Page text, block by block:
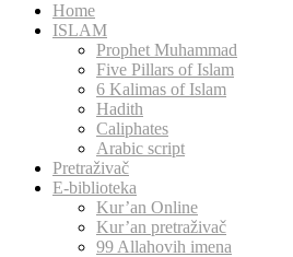
Home
ISLAM
Prophet Muhammad
Five Pillars of Islam
6 Kalimas of Islam
Hadith
Caliphates
Arabic script
Pretraživač
E-biblioteka
Kur’an Online
Kur’an pretraživač
99 Allahovih imena